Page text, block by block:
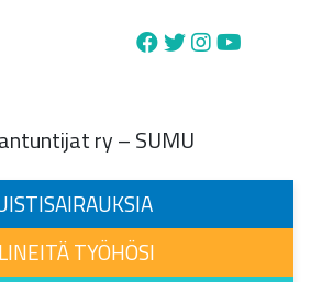
ry – SUMU
TYÖHÖSI